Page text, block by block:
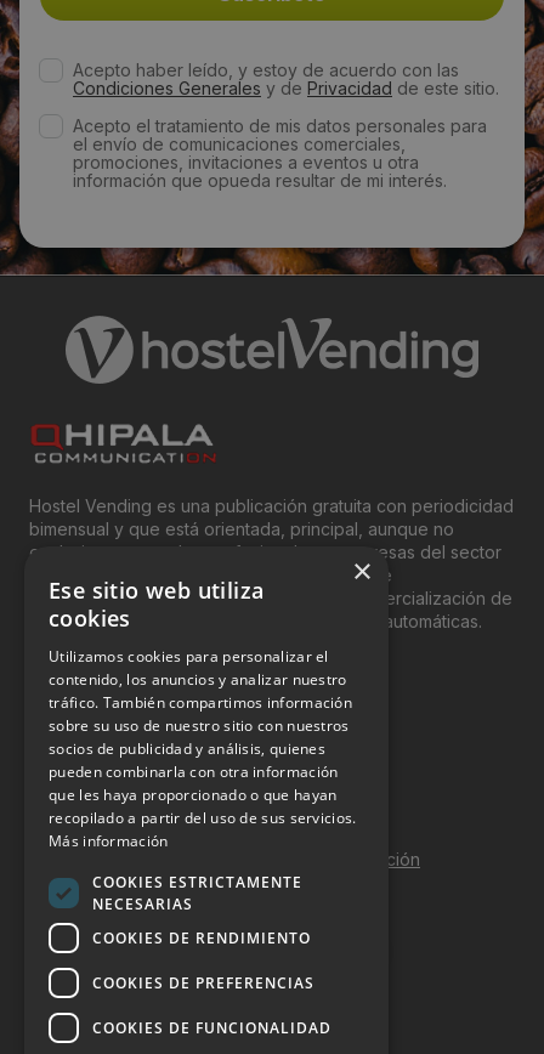
dianacasado@dianacasado.com
Web:
https://www.mayoristadete.com/
Lunes 30 Diciembre 2013
Acepto haber leído, y estoy de acuerdo con las
Condiciones Generales y de Privacidad de este sitio.
Acepto el tratamiento de mis datos personales para
el envío de comunicaciones comerciales,
promociones, invitaciones a eventos u otra
información que opueda resultar de mi interés.
Hostel Vending es una publicación gratuita con periodicidad
bimensual y que está orientada, principal, aunque no
exclusivamente, a los profesionales y empresas del sector
del “Vending”; nombre con el que se conoce
genéricamente entre profesionales a la comercialización de
productos y servicios a través de máquinas automáticas.
INFORMACIÓN LEGAL
Aviso Legal
Política de Privacidad
Política de Cookies
Política de calidad y seguridad de la información
Contacto
DOSSIER Y CONTRATACIÓN
×
Ese sitio web utiliza
cookies
Utilizamos cookies para personalizar el
contenido, los anuncios y analizar nuestro
tráfico. También compartimos información
sobre su uso de nuestro sitio con nuestros
socios de publicidad y análisis, quienes
pueden combinarla con otra información
que les haya proporcionado o que hayan
recopilado a partir del uso de sus servicios.
Más información
COOKIES ESTRICTAMENTE
NECESARIAS
COOKIES DE RENDIMIENTO
COOKIES DE PREFERENCIAS
COOKIES DE FUNCIONALIDAD